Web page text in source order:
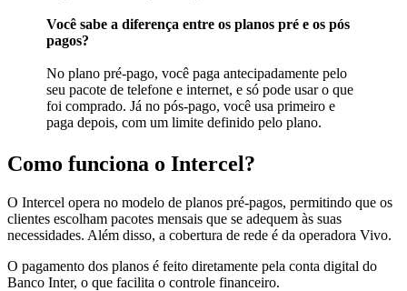
Você sabe a diferença entre os planos pré e os pós
pagos?
No plano pré-pago, você paga antecipadamente pelo
seu pacote de telefone e internet, e só pode usar o que
foi comprado. Já no pós-pago, você usa primeiro e
paga depois, com um limite definido pelo plano.
Como funciona o Intercel?
O Intercel opera no modelo de planos pré-pagos, permitindo que os
clientes escolham pacotes mensais que se adequem às suas
necessidades. Além disso, a cobertura de rede é da operadora Vivo.
O pagamento dos planos é feito diretamente pela conta digital do
Banco Inter, o que facilita o controle financeiro.